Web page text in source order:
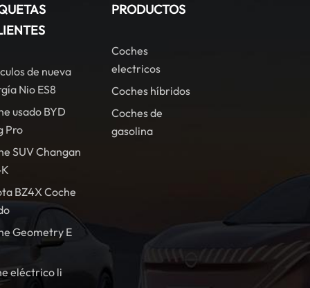
de nueva
Nio ES8
usado BYD
Pro
SUV Changan
BZ4X Coche
Geometry E
eléctrico li
PRODUCTOS
Coches
electricos
Coches híbridos
Coches de
gasolina